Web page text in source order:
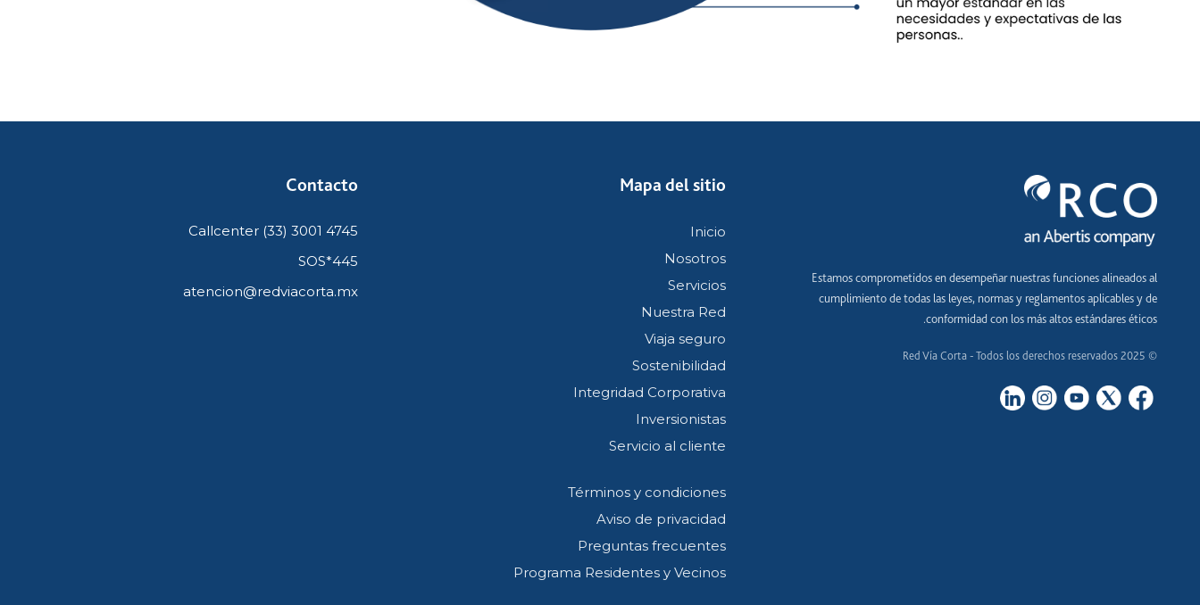
Estamos comprometidos en desempeñar nuestras funciones alineados al
cumplimiento de todas las leyes, normas y reglamentos aplicables y de
conformidad con los más altos estándares éticos.
© 2025 Red Vía Corta - Todos los derechos reservados
Mapa del sitio
Inicio
Nosotros
Servicios
Nuestra Red
Viaja seguro
Sostenibilidad
Integridad Corporativa
Inversionistas
Servicio al cliente
Términos y condiciones
Aviso de privacidad
Preguntas frecuentes
Programa Residentes y Vecinos
Contacto
Callcenter (33) 3001 4745
SOS*445
atencion@redviacorta.mx